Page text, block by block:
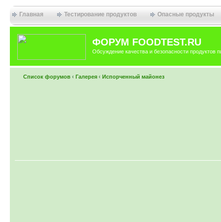
Главная Тестирование продуктов Опасные продукты
ФОРУМ FOODTEST.RU
Обсуждение качества и безопасности продуктов
Список форумов ‹ Галерея ‹ Испорченный майонез